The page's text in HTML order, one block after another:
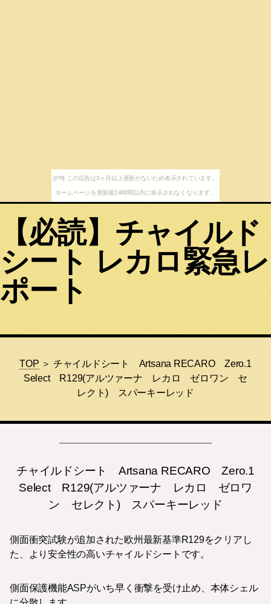
[PR] この広告は3ヶ月以上更新がないため表示されています。
ホームページを更新後24時間以内に表示されなくなります。
【必読】チャイルド
シート レカロ緊急レ
ポート
TOP ＞ チャイルドシート Artsana RECARO Zero.1
Select R129(アルツァーナ レカロ ゼロワン セ
レクト) スパーキーレッド
チャイルドシート Artsana RECARO Zero.1
Select R129(アルツァーナ レカロ ゼロワ
ン セレクト) スパーキーレッド
側面衝突試験が追加された欧州最新基準R129をクリアし
た、より安全性の高いチャイルドシートです。
側面保護機能ASPがいち早く衝撃を受け止め、本体シェル